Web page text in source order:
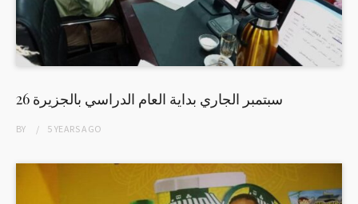
26 سبتمبر الجاري بداية العام الدراسي بالجزيرة
BY 5 YEARSAGO